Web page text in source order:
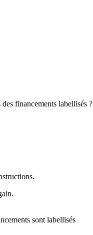
financements labellisés ?
sont labellisés